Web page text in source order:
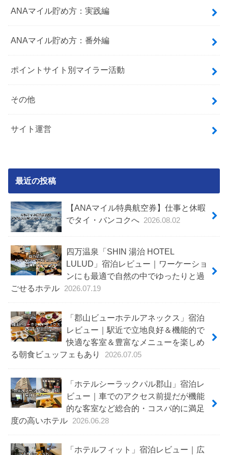
ANAマイル貯め方：実践編
ANAマイル貯め方：番外編
ポイントサイト別マイラー活動
その他
サイト運営
最近の投稿
【ANAマイル特典航空券】仕事と休暇
でタイ・バンコクへ 2026.08.02
四万温泉「SHIN 湯治 HOTEL
LULUD」宿泊レビュー｜ワーケーショ
ンにも最適で自然の中でゆったりと過
ごせるホテル
2026.07.19
「郡山ビューホテルアネックス」宿泊
レビュー｜駅近で立地良好＆機能的で
快適な客室＆豊富なメニューを楽しめ
る朝食ビュッフェもあり
2026.07.05
「ホテルシーラックパル郡山」宿泊レ
ビュー｜車でのアクセス前提だが機能
的な客室など総合的・コスパ的に満足
度の高いホテル
2026.06.28
「ホテルフィット」宿泊レビュー｜広